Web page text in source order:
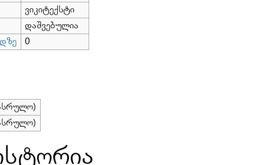
ვიკიტექსტი
დაშვებულია
0